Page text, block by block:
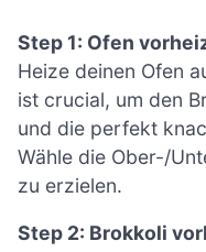
Step 1: Ofen
Heize deinen Ofen
ist crucial, um den
und die perfekt
Wähle die Ober-/
zu erzielen.
Step 2: Brokkoli